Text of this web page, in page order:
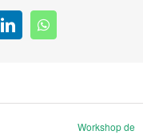
LinkedInWhatsApp
Workshop de